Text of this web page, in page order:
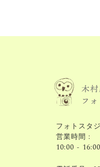
フォトスタ
営業時間 :
10:00 -